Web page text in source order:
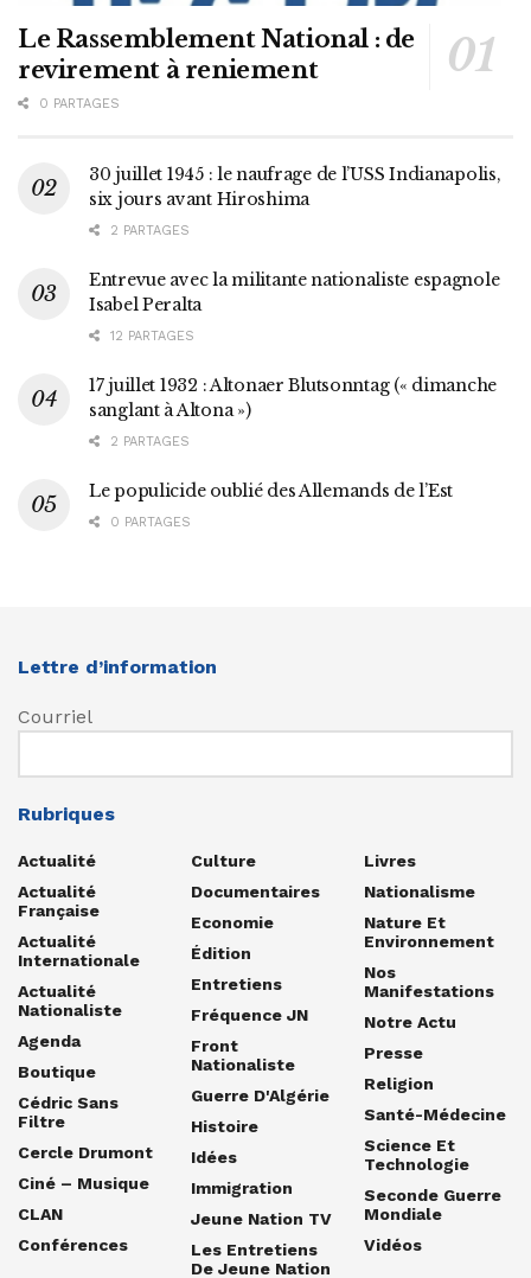
Le Rassemblement National : de
revirement à reniement
0 PARTAGES
30 juillet 1945 : le naufrage de l’USS Indianapolis,
six jours avant Hiroshima
2 PARTAGES
Entrevue avec la militante nationaliste espagnole
Isabel Peralta
12 PARTAGES
17 juillet 1932 : Altonaer Blutsonntag (« dimanche
sanglant à Altona »)
2 PARTAGES
Le populicide oublié des Allemands de l’Est
0 PARTAGES
Lettre d’information
Courriel
Rubriques
Actualité
Actualité
Française
Actualité
Internationale
Actualité
Nationaliste
Agenda
Boutique
Cédric Sans
Filtre
Cercle Drumont
Ciné – Musique
CLAN
Conférences
Culture
Documentaires
Economie
Édition
Entretiens
Fréquence JN
Front
Nationaliste
Guerre D'Algérie
Histoire
Idées
Immigration
Jeune Nation TV
Les Entretiens
De Jeune Nation
Livres
Nationalisme
Nature Et
Environnement
Nos
Manifestations
Notre Actu
Presse
Religion
Santé-Médecine
Science Et
Technologie
Seconde Guerre
Mondiale
Vidéos